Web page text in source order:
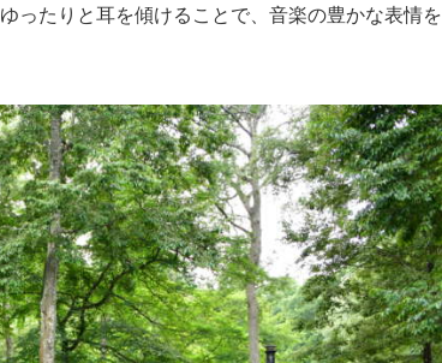
ったりと耳を傾けることで、音楽の豊かな表情を